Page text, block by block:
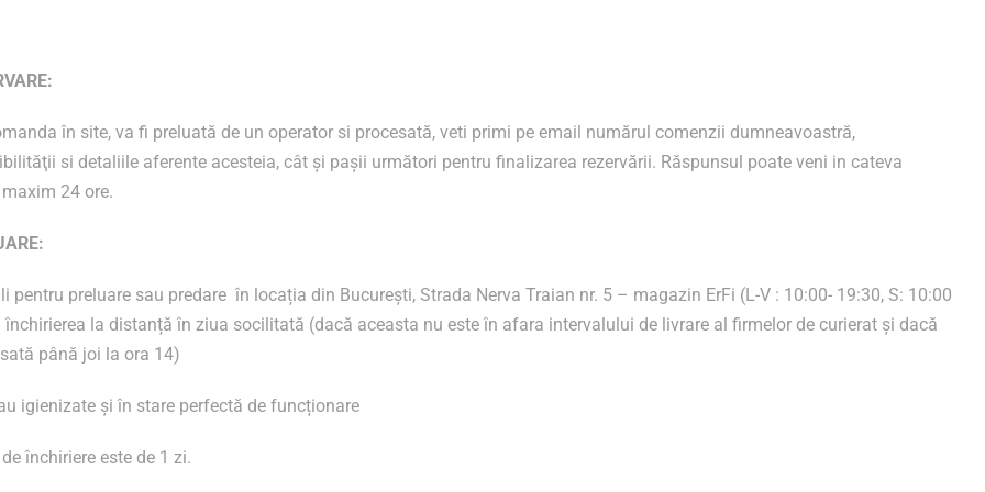
în site, va fi preluată de un operator si procesată, veti primi pe email numărul comenzii dumneavoastră,
si detaliile aferente acesteia, cât şi paşii următori pentru finalizarea rezervării. Răspunsul poate veni in cateva
24 ore.
pentru preluare sau predare în locația din București, Strada Nerva Traian nr. 5 – magazin ErFi (L-V : 10:00- 19:30, S: 10:00
închirierea la distanță în ziua socilitată (dacă aceasta nu este în afara intervalului de livrare al firmelor de curierat și dacă
până joi la ora 14)
igienizate și în stare perfectă de funcționare
închiriere este de 1 zi.